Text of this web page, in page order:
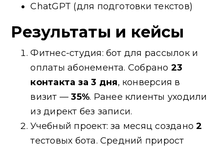
ChatGPT (для подготовки текстов)
Результаты и кейсы
Фитнес-студия: бот для рассылок и
оплаты абонемента. Собрано 23
контакта за 3 дня, конверсия в
визит —35%. Ранее клиенты уходили
из директ без записи.
Учебный проект: за месяц создано2
тестовых бота. Средний прирост